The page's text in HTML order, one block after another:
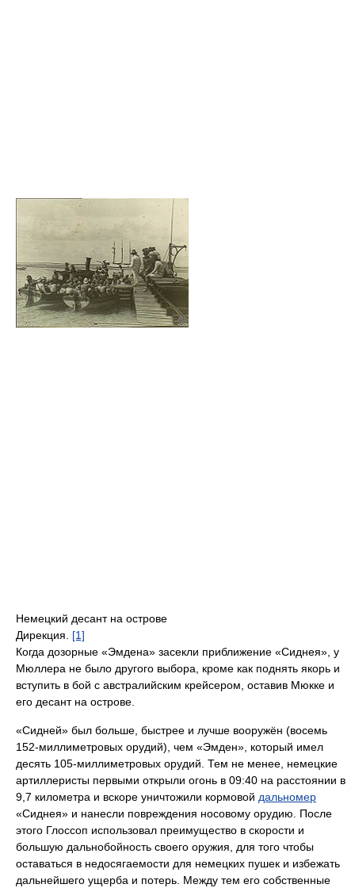
Немецкий десант на острове
Дирекция. [1]
Когда дозорные «Эмдена» засекли приближение «Сиднея», у
Мюллера не было другого выбора, кроме как поднять якорь и
вступить в бой с австралийским крейсером, оставив Мюкке и
его десант на острове.
«Сидней» был больше, быстрее и лучше вооружён (восемь
152-миллиметровых орудий), чем «Эмден», который имел
десять 105-миллиметровых орудий. Тем не менее, немецкие
артиллеристы первыми открыли огонь в 09:40 на расстоянии в
9,7 километра и вскоре уничтожили кормовой дальномер
«Сиднея» и нанесли повреждения носовому орудию. После
этого Глоссоп использовал преимущество в скорости и
большую дальнобойность своего оружия, для того чтобы
оставаться в недосягаемости для немецких пушек и избежать
дальнейшего ущерба и потерь. Между тем его собственные